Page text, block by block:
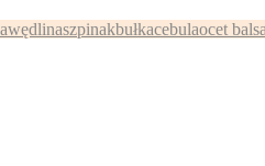
wędlinaszpinakbułkacebulaocet